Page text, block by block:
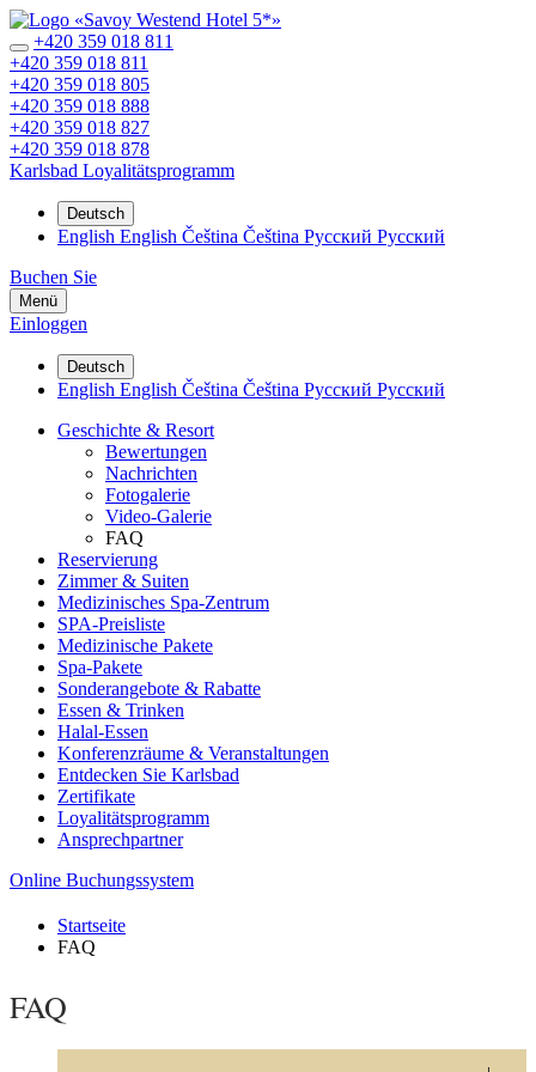
+420 359 018 811
+420 359 018 811
+420 359 018 805
+420 359 018 888
+420 359 018 827
+420 359 018 878
Karlsbad Loyalitätsprogramm
Deutsch
English English Čeština Čeština Русский Русский
Buchen Sie
Menü
Einloggen
Deutsch
English English Čeština Čeština Русский Русский
Geschichte & Resort
Bewertungen
Nachrichten
Fotogalerie
Video-Galerie
FAQ
Reservierung
Zimmer & Suiten
Medizinisches Spa-Zentrum
SPA-Preisliste
Medizinische Pakete
Spa-Pakete
Sonderangebote & Rabatte
Essen & Trinken
Halal-Essen
Konferenzräume & Veranstaltungen
Entdecken Sie Karlsbad
Zertifikate
Loyalitätsprogramm
Ansprechpartner
Online Buchungssystem
Startseite
FAQ
FAQ